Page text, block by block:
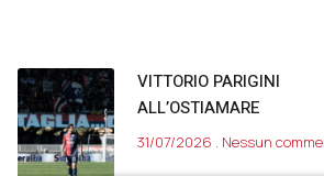
VITTORIO PARIGINI
ALL’OSTIAMARE
31/07/2026 Nessun